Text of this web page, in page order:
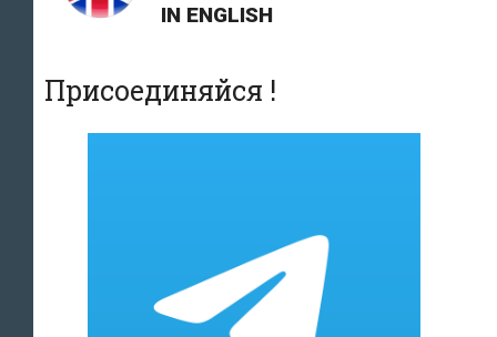
IN ENGLISH
Присоединяйся !